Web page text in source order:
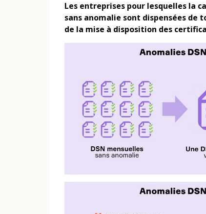
Les entreprises pour lesquelles la
sans anomalie sont dispensées
de la mise à disposition des